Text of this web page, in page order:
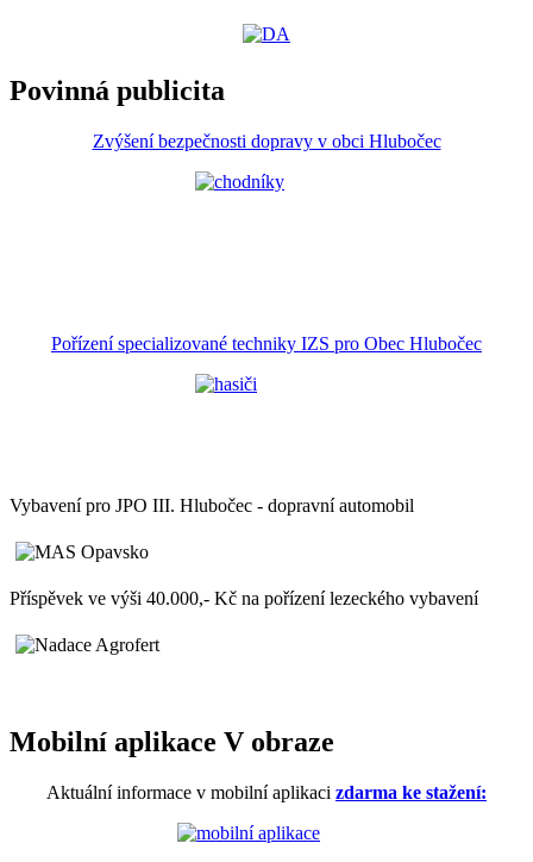
Povinná publicita
Zvýšení bezpečnosti dopravy v obci Hlubočec
Pořízení specializované techniky IZS pro Obec Hlubočec
Vybavení pro JPO III. Hlubočec - dopravní automobil
Příspěvek ve výši 40.000,- Kč na pořízení lezeckého vybavení
Mobilní aplikace V obraze
Aktuální informace v mobilní aplikaci zdarma ke stažení: